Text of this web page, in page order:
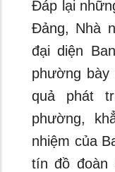
Đáp lại
Đảng, Nhà
đại diện
phường
quả phát
phường,
nhiệm của
tín đồ đoàn